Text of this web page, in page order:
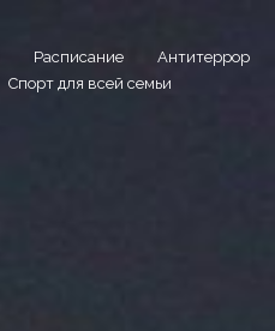
Расписание Антитеррор
Спорт для всей семьи